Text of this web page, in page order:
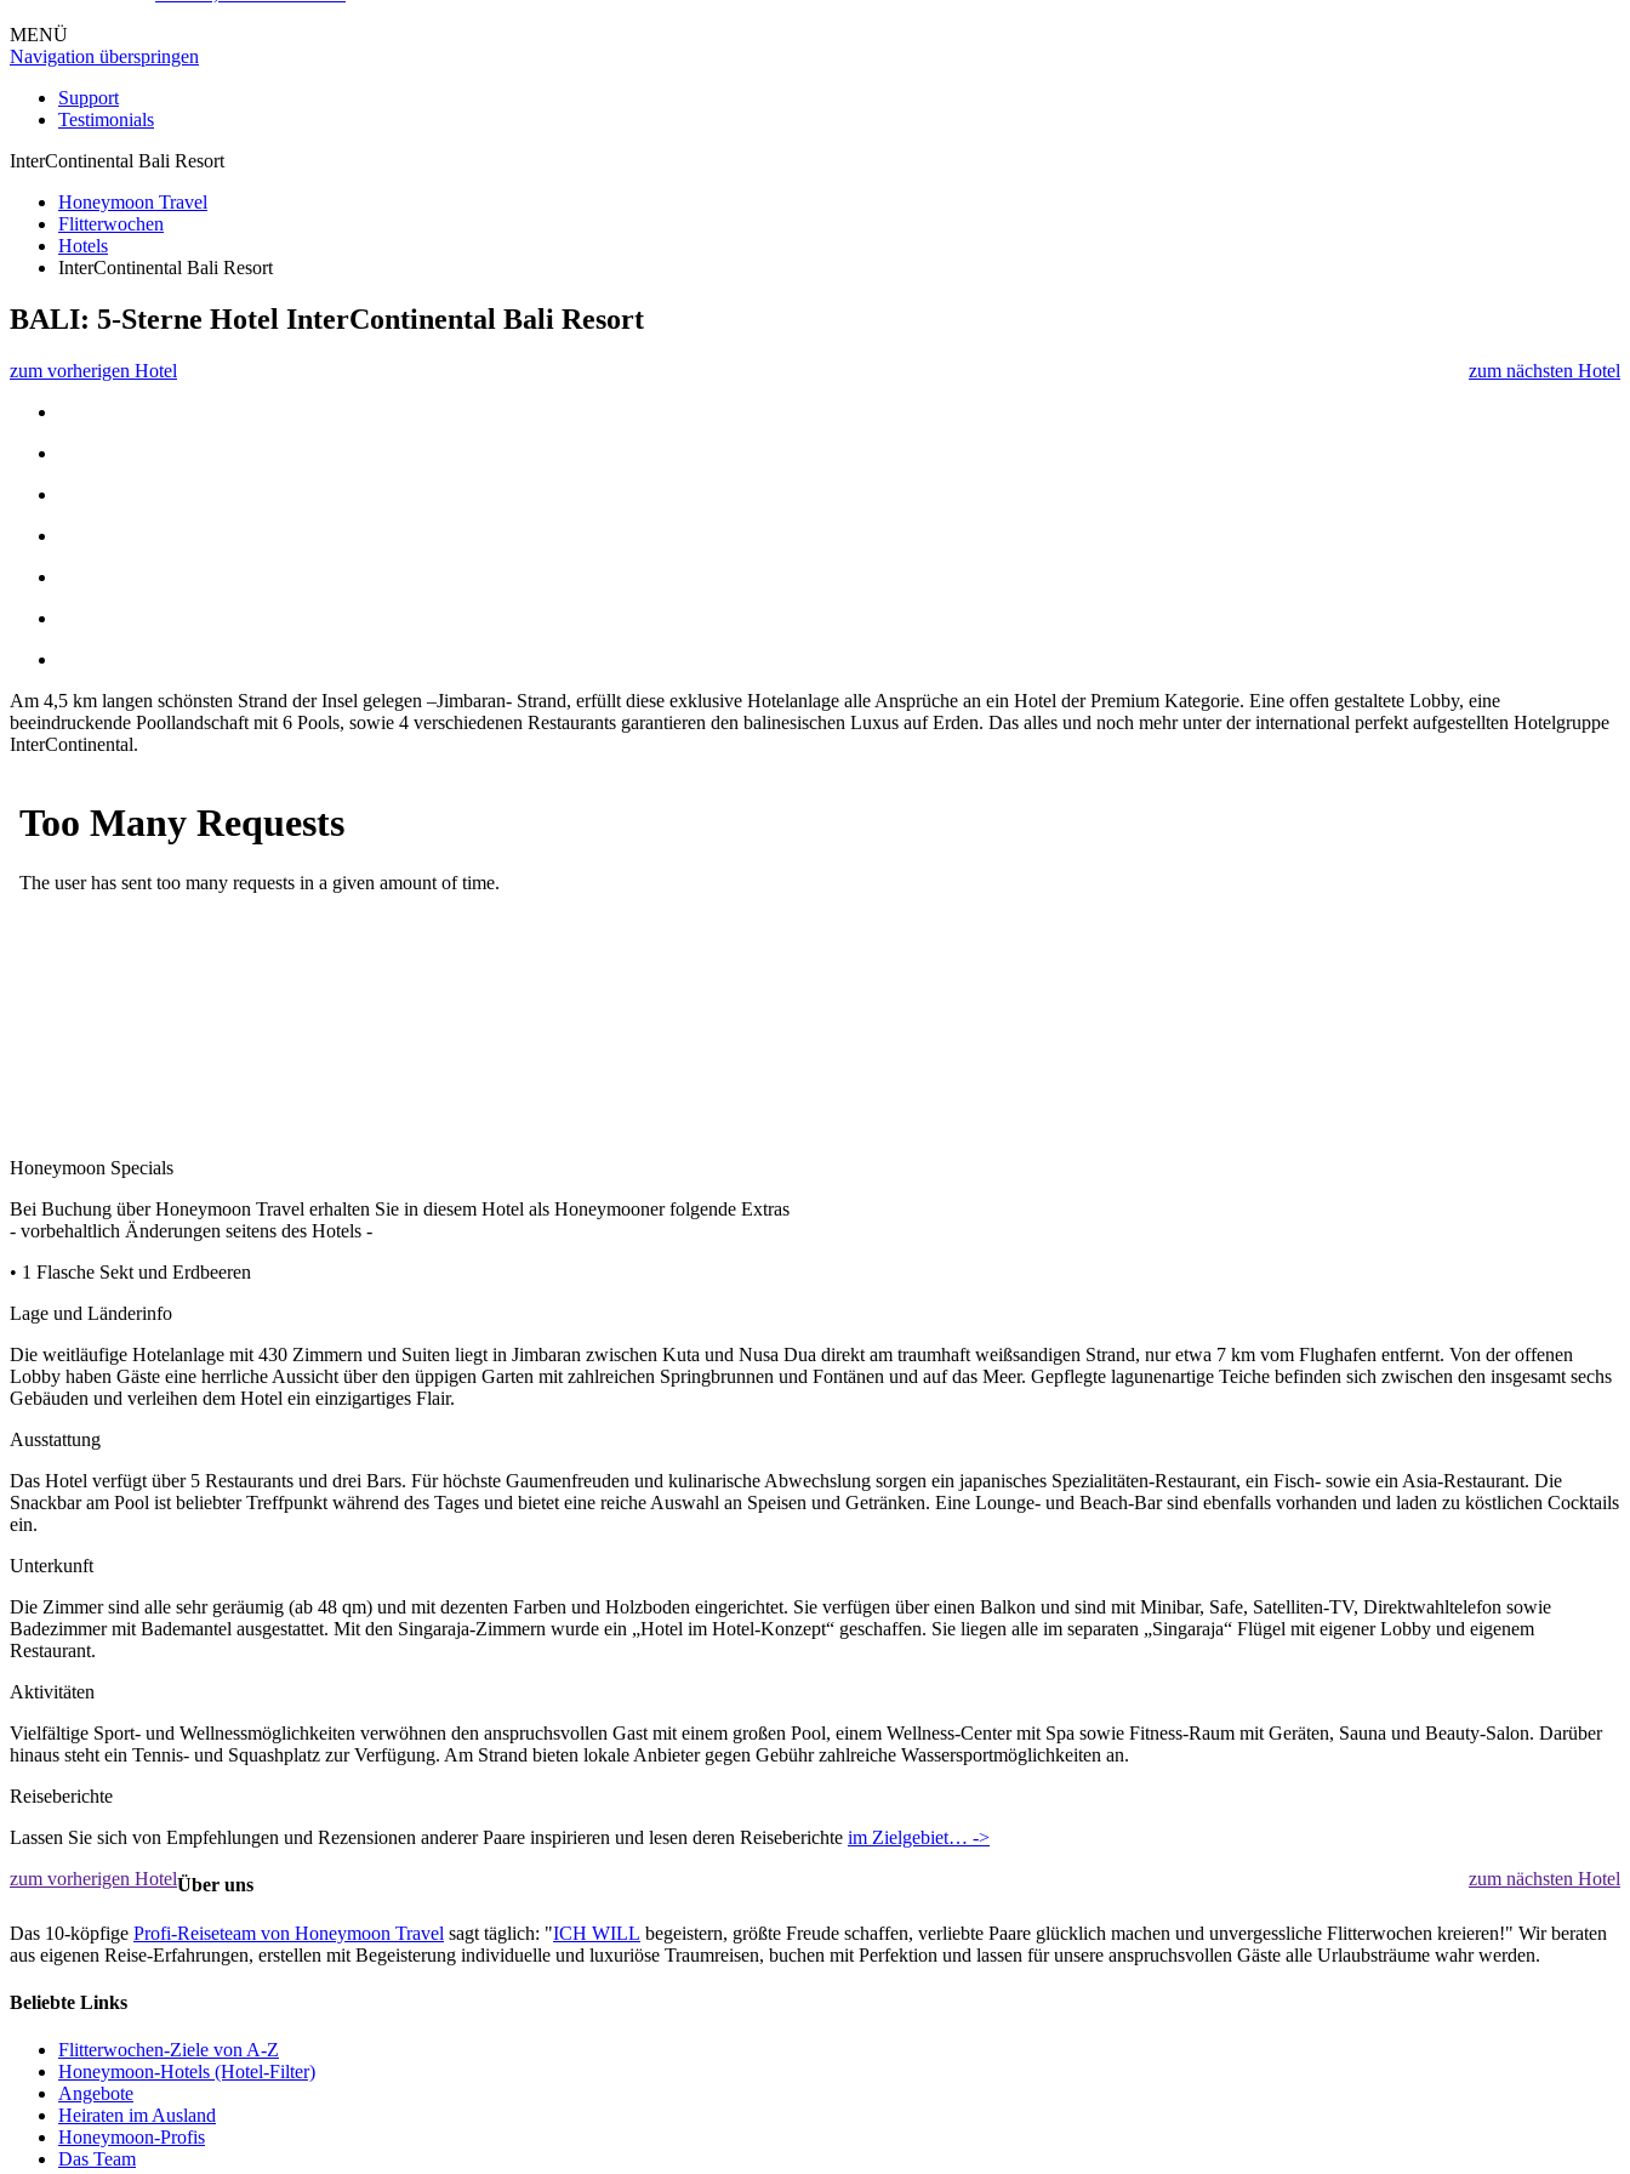
MENÜ
Navigation überspringen
Support
Testimonials
InterContinental Bali Resort
Honeymoon Travel
Flitterwochen
Hotels
InterContinental Bali Resort
BALI: 5-Sterne Hotel InterContinental Bali Resort
zum vorherigen Hotel zum nächsten Hotel
Am 4,5 km langen schönsten Strand der Insel gelegen –Jimbaran- Strand, erfüllt diese exklusive Hotelanlage alle Ansprüche an ein Hotel der Premium Kategorie. Eine offen gestaltete Lobby, eine
beeindruckende Poollandschaft mit 6 Pools, sowie 4 verschiedenen Restaurants garantieren den balinesischen Luxus auf Erden. Das alles und noch mehr unter der international perfekt aufgestellten Hotelgruppe
InterContinental.
Honeymoon Specials
Bei Buchung über Honeymoon Travel erhalten Sie in diesem Hotel als Honeymooner folgende Extras
- vorbehaltlich Änderungen seitens des Hotels -
• 1 Flasche Sekt und Erdbeeren
Lage und Länderinfo
Die weitläufige Hotelanlage mit 430 Zimmern und Suiten liegt in Jimbaran zwischen Kuta und Nusa Dua direkt am traumhaft weißsandigen Strand, nur etwa 7 km vom Flughafen entfernt. Von der offenen
Lobby haben Gäste eine herrliche Aussicht über den üppigen Garten mit zahlreichen Springbrunnen und Fontänen und auf das Meer. Gepflegte lagunenartige Teiche befinden sich zwischen den insgesamt sechs
Gebäuden und verleihen dem Hotel ein einzigartiges Flair.
Ausstattung
Das Hotel verfügt über 5 Restaurants und drei Bars. Für höchste Gaumenfreuden und kulinarische Abwechslung sorgen ein japanisches Spezialitäten-Restaurant, ein Fisch- sowie ein Asia-Restaurant. Die
Snackbar am Pool ist beliebter Treffpunkt während des Tages und bietet eine reiche Auswahl an Speisen und Getränken. Eine Lounge- und Beach-Bar sind ebenfalls vorhanden und laden zu köstlichen Cocktails
ein.
Unterkunft
Die Zimmer sind alle sehr geräumig (ab 48 qm) und mit dezenten Farben und Holzboden eingerichtet. Sie verfügen über einen Balkon und sind mit Minibar, Safe, Satelliten-TV, Direktwahltelefon sowie
Badezimmer mit Bademantel ausgestattet. Mit den Singaraja-Zimmern wurde ein „Hotel im Hotel-Konzept“ geschaffen. Sie liegen alle im separaten „Singaraja“ Flügel mit eigener Lobby und eigenem
Restaurant.
Aktivitäten
Vielfältige Sport- und Wellnessmöglichkeiten verwöhnen den anspruchsvollen Gast mit einem großen Pool, einem Wellness-Center mit Spa sowie Fitness-Raum mit Geräten, Sauna und Beauty-Salon. Darüber
hinaus steht ein Tennis- und Squashplatz zur Verfügung. Am Strand bieten lokale Anbieter gegen Gebühr zahlreiche Wassersportmöglichkeiten an.
Reiseberichte
Lassen Sie sich von Empfehlungen und Rezensionen anderer Paare inspirieren und lesen deren Reiseberichte im Zielgebiet… ->
zum vorherigen Hotel
zum nächsten Hotel
Über uns
Das 10-köpfige Profi-Reiseteam von Honeymoon Travel sagt täglich: "ICH WILL begeistern, größte Freude schaffen, verliebte Paare glücklich machen und unvergessliche Flitterwochen kreieren!" Wir beraten
aus eigenen Reise-Erfahrungen, erstellen mit Begeisterung individuelle und luxuriöse Traumreisen, buchen mit Perfektion und lassen für unsere anspruchsvollen Gäste alle Urlaubsträume wahr werden.
Beliebte Links
Flitterwochen-Ziele von A-Z
Honeymoon-Hotels (Hotel-Filter)
Angebote
Heiraten im Ausland
Honeymoon-Profis
Das Team